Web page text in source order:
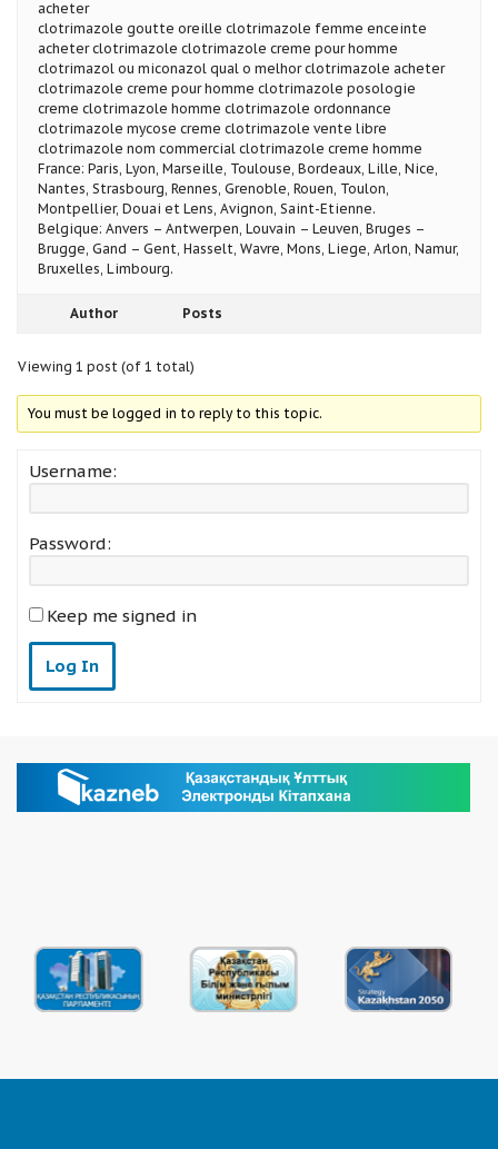
acheter
clotrimazole goutte oreille clotrimazole femme enceinte
acheter clotrimazole clotrimazole creme pour homme
clotrimazol ou miconazol qual o melhor clotrimazole acheter
clotrimazole creme pour homme clotrimazole posologie
creme clotrimazole homme clotrimazole ordonnance
clotrimazole mycose creme clotrimazole vente libre
clotrimazole nom commercial clotrimazole creme homme
France: Paris, Lyon, Marseille, Toulouse, Bordeaux, Lille, Nice,
Nantes, Strasbourg, Rennes, Grenoble, Rouen, Toulon,
Montpellier, Douai et Lens, Avignon, Saint-Etienne.
Belgique: Anvers – Antwerpen, Louvain – Leuven, Bruges –
Brugge, Gand – Gent, Hasselt, Wavre, Mons, Liege, Arlon, Namur,
Bruxelles, Limbourg.
Author Posts
Viewing 1 post (of 1 total)
You must be logged in to reply to this topic.
Username:
Password:
Keep me signed in
Log In